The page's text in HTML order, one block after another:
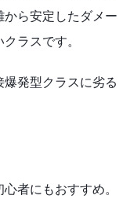
ら安定したダメー
ラスです。
発型クラスに劣る
者にもおすすめ。